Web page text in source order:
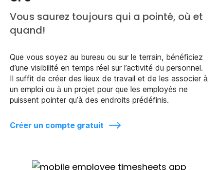
Vous saurez toujours qui a pointé, où et
quand!
Que vous soyez au bureau ou sur le terrain, bénéficiez
d’une visibilité en temps réel sur l’activité du personnel.
Il suffit de créer des lieux de travail et de les associer à
un emploi ou à un projet pour que les employés ne
puissent pointer qu’à des endroits prédéfinis.
Créer un compte gratuit